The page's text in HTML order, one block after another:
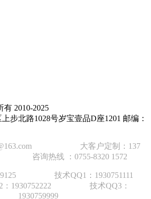
2010-2025
步北路1028号岁宝壹品D座1201 邮编：
大客户定制：137
询热线 ：0755-8320 1572
5
技术QQ1：1930751111
1930752222 技术QQ3：
1930759999